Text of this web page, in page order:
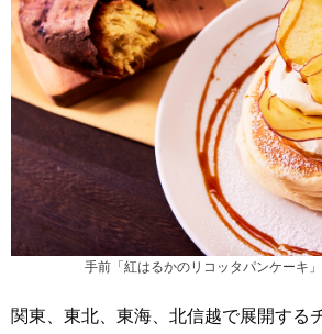
手前「紅はるかのリコッタパンケーキ
関東、東北、東海、北信越で展開する